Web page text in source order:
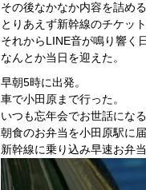
その後なかなか内容を詰め
とりあえず新幹線のチケット
それからLINE音が鳴り響く
なんとか当日を迎えた。
早朝5時に出発。
車で小田原まで行った。
いつも忘年会でお世話にな
朝食のお弁当を小田原駅に届
新幹線に乗り込み早速お弁